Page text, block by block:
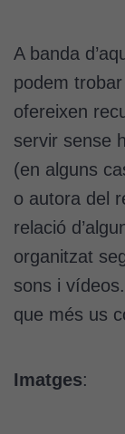
A banda
podem
ofereixen
servir sense
(en alguns
o autora del
relació
organitzat
sons i
que més us
Imatges: